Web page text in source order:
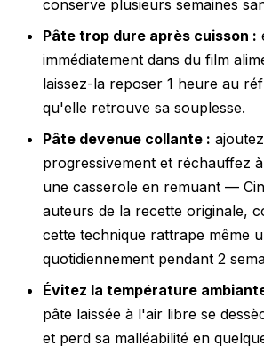
conserve plusieurs semaines
Pâte trop dure après cuisson :
immédiatement dans du film
laissez-la reposer 1 heure au
qu'elle retrouve sa souplesse.
Pâte devenue collante :
progressivement et réchauffez
une casserole en remuant —
auteurs de la recette originale,
cette technique rattrape même
quotidiennement pendant 2
Évitez la température
pâte laissée à l'air libre se
et perd sa malléabilité en